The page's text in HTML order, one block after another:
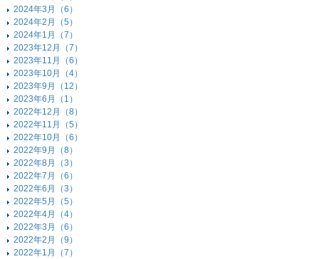
2024年3月（6）
2024年2月（5）
2024年1月（7）
2023年12月（7）
2023年11月（6）
2023年10月（4）
2023年9月（12）
2023年6月（1）
2022年12月（8）
2022年11月（5）
2022年10月（6）
2022年9月（8）
2022年8月（3）
2022年7月（6）
2022年6月（3）
2022年5月（5）
2022年4月（4）
2022年3月（6）
2022年2月（9）
2022年1月（7）